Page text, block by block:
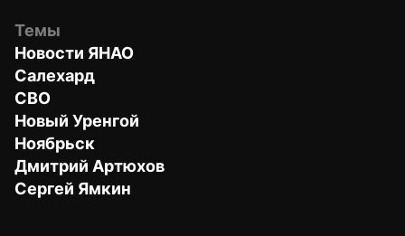
Темы
Новости ЯНАО
Салехард
СВО
Новый Уренгой
Ноябрьск
Дмитрий Артюхов
Сергей Ямкин